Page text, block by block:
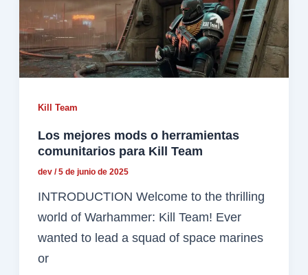
Kill Team
Los mejores mods o herramientas
comunitarios para Kill Team
dev/5 de junio de 2025
INTRODUCTION Welcome to the thrilling
world of Warhammer: Kill Team! Ever
wanted to lead a squad of space marines
or